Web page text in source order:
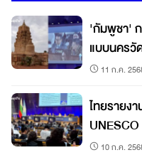
'กัมพูชา'
แบบนครวั
11 ก.ค.
ไทยรายง
10 ก.ค.